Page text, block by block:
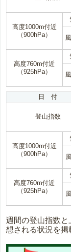
高度1000m付近
（900hPa）
高度760m付近
（925hPa）
日 付
登山指数
高度1000m付近
（900hPa）
高度760m付近
（925hPa）
週間の登山指数
想される状況を掲